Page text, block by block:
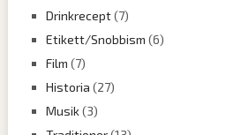
Drinkrecept(7)
Etikett/Snobbism (6)
Film (7)
Historia (27)
Musik(3)